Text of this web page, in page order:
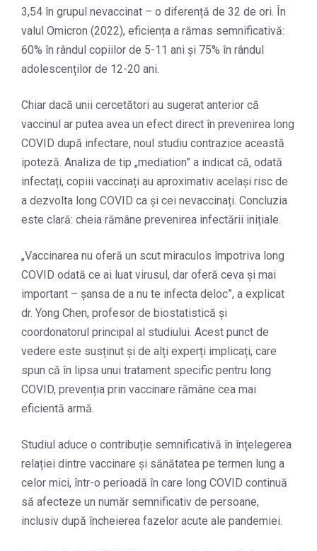
3,54 în grupul nevaccinat – o diferență de 32 de ori. În
valul Omicron (2022), eficiența a rămas semnificativă:
60% în rândul copiilor de 5-11 ani și 75% în rândul
adolescenților de 12-20 ani.
Chiar dacă unii cercetători au sugerat anterior că
vaccinul ar putea avea un efect direct în prevenirea long
COVID după infectare, noul studiu contrazice această
ipoteză. Analiza de tip „mediation” a indicat că, odată
infectați, copiii vaccinați au aproximativ același risc de
a dezvolta long COVID ca și cei nevaccinați. Concluzia
este clară: cheia rămâne prevenirea infectării inițiale.
„Vaccinarea nu oferă un scut miraculos împotriva long
COVID odată ce ai luat virusul, dar oferă ceva și mai
important – șansa de a nu te infecta deloc”, a explicat
dr. Yong Chen, profesor de biostatistică și
coordonatorul principal al studiului. Acest punct de
vedere este susținut și de alți experți implicați, care
spun că în lipsa unui tratament specific pentru long
COVID, prevenția prin vaccinare rămâne cea mai
eficientă armă.
Studiul aduce o contribuție semnificativă în înțelegerea
relației dintre vaccinare și sănătatea pe termen lung a
celor mici, într-o perioadă în care long COVID continuă
să afecteze un număr semnificativ de persoane,
inclusiv după încheierea fazelor acute ale pandemiei.